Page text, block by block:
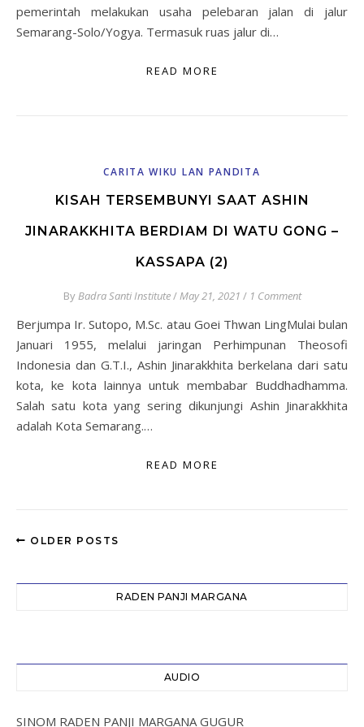
pemerintah melakukan usaha pelebaran jalan di jalur
Semarang-Solo/Yogya. Termasuk ruas jalur di…
READ MORE
CARITA WIKU LAN PANDITA
KISAH TERSEMBUNYI SAAT ASHIN
JINARAKKHITA BERDIAM DI WATU GONG –
KASSAPA (2)
ByBadra Santi Institute/May 21, 2021 / 1 Comment
Berjumpa Ir. Sutopo, M.Sc. atau Goei Thwan LingMulai bulan
Januari 1955, melalui jaringan Perhimpunan Theosofi
Indonesia dan G.T.I., Ashin Jinarakkhita berkelana dari satu
kota, ke kota lainnya untuk membabar Buddhadhamma.
Salah satu kota yang sering dikunjungi Ashin Jinarakkhita
adalah Kota Semarang.…
READ MORE
OLDER POSTS
RADEN PANJI MARGANA
AUDIO
SINOM RADEN PANJI MARGANA GUGUR